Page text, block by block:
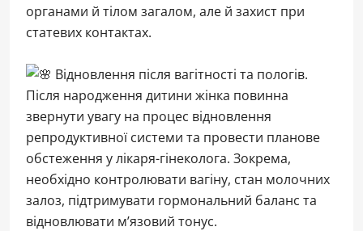
органами й тілом загалом, але й захист при
статевих контактах.
Відновлення після вагітності та пологів.
Після народження дитини жінка повинна
звернути увагу на процес відновлення
репродуктивної системи та провести планове
обстеження у лікаря-гінеколога. Зокрема,
необхідно контролювати вагіну, стан молочних
залоз, підтримувати гормональний баланс та
відновлювати м’язовий тонус.